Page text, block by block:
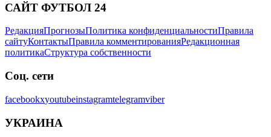
САЙТ ФУТБОЛ 24
РедакцияПрогнозыПолитика конфиденциальностиПравила
сайтуКонтактыПравила комментированияРедакционная
политикаСтруктура собственности
Соц. сети
facebookxyoutubeinstagramtelegramviber
УКРАИНА